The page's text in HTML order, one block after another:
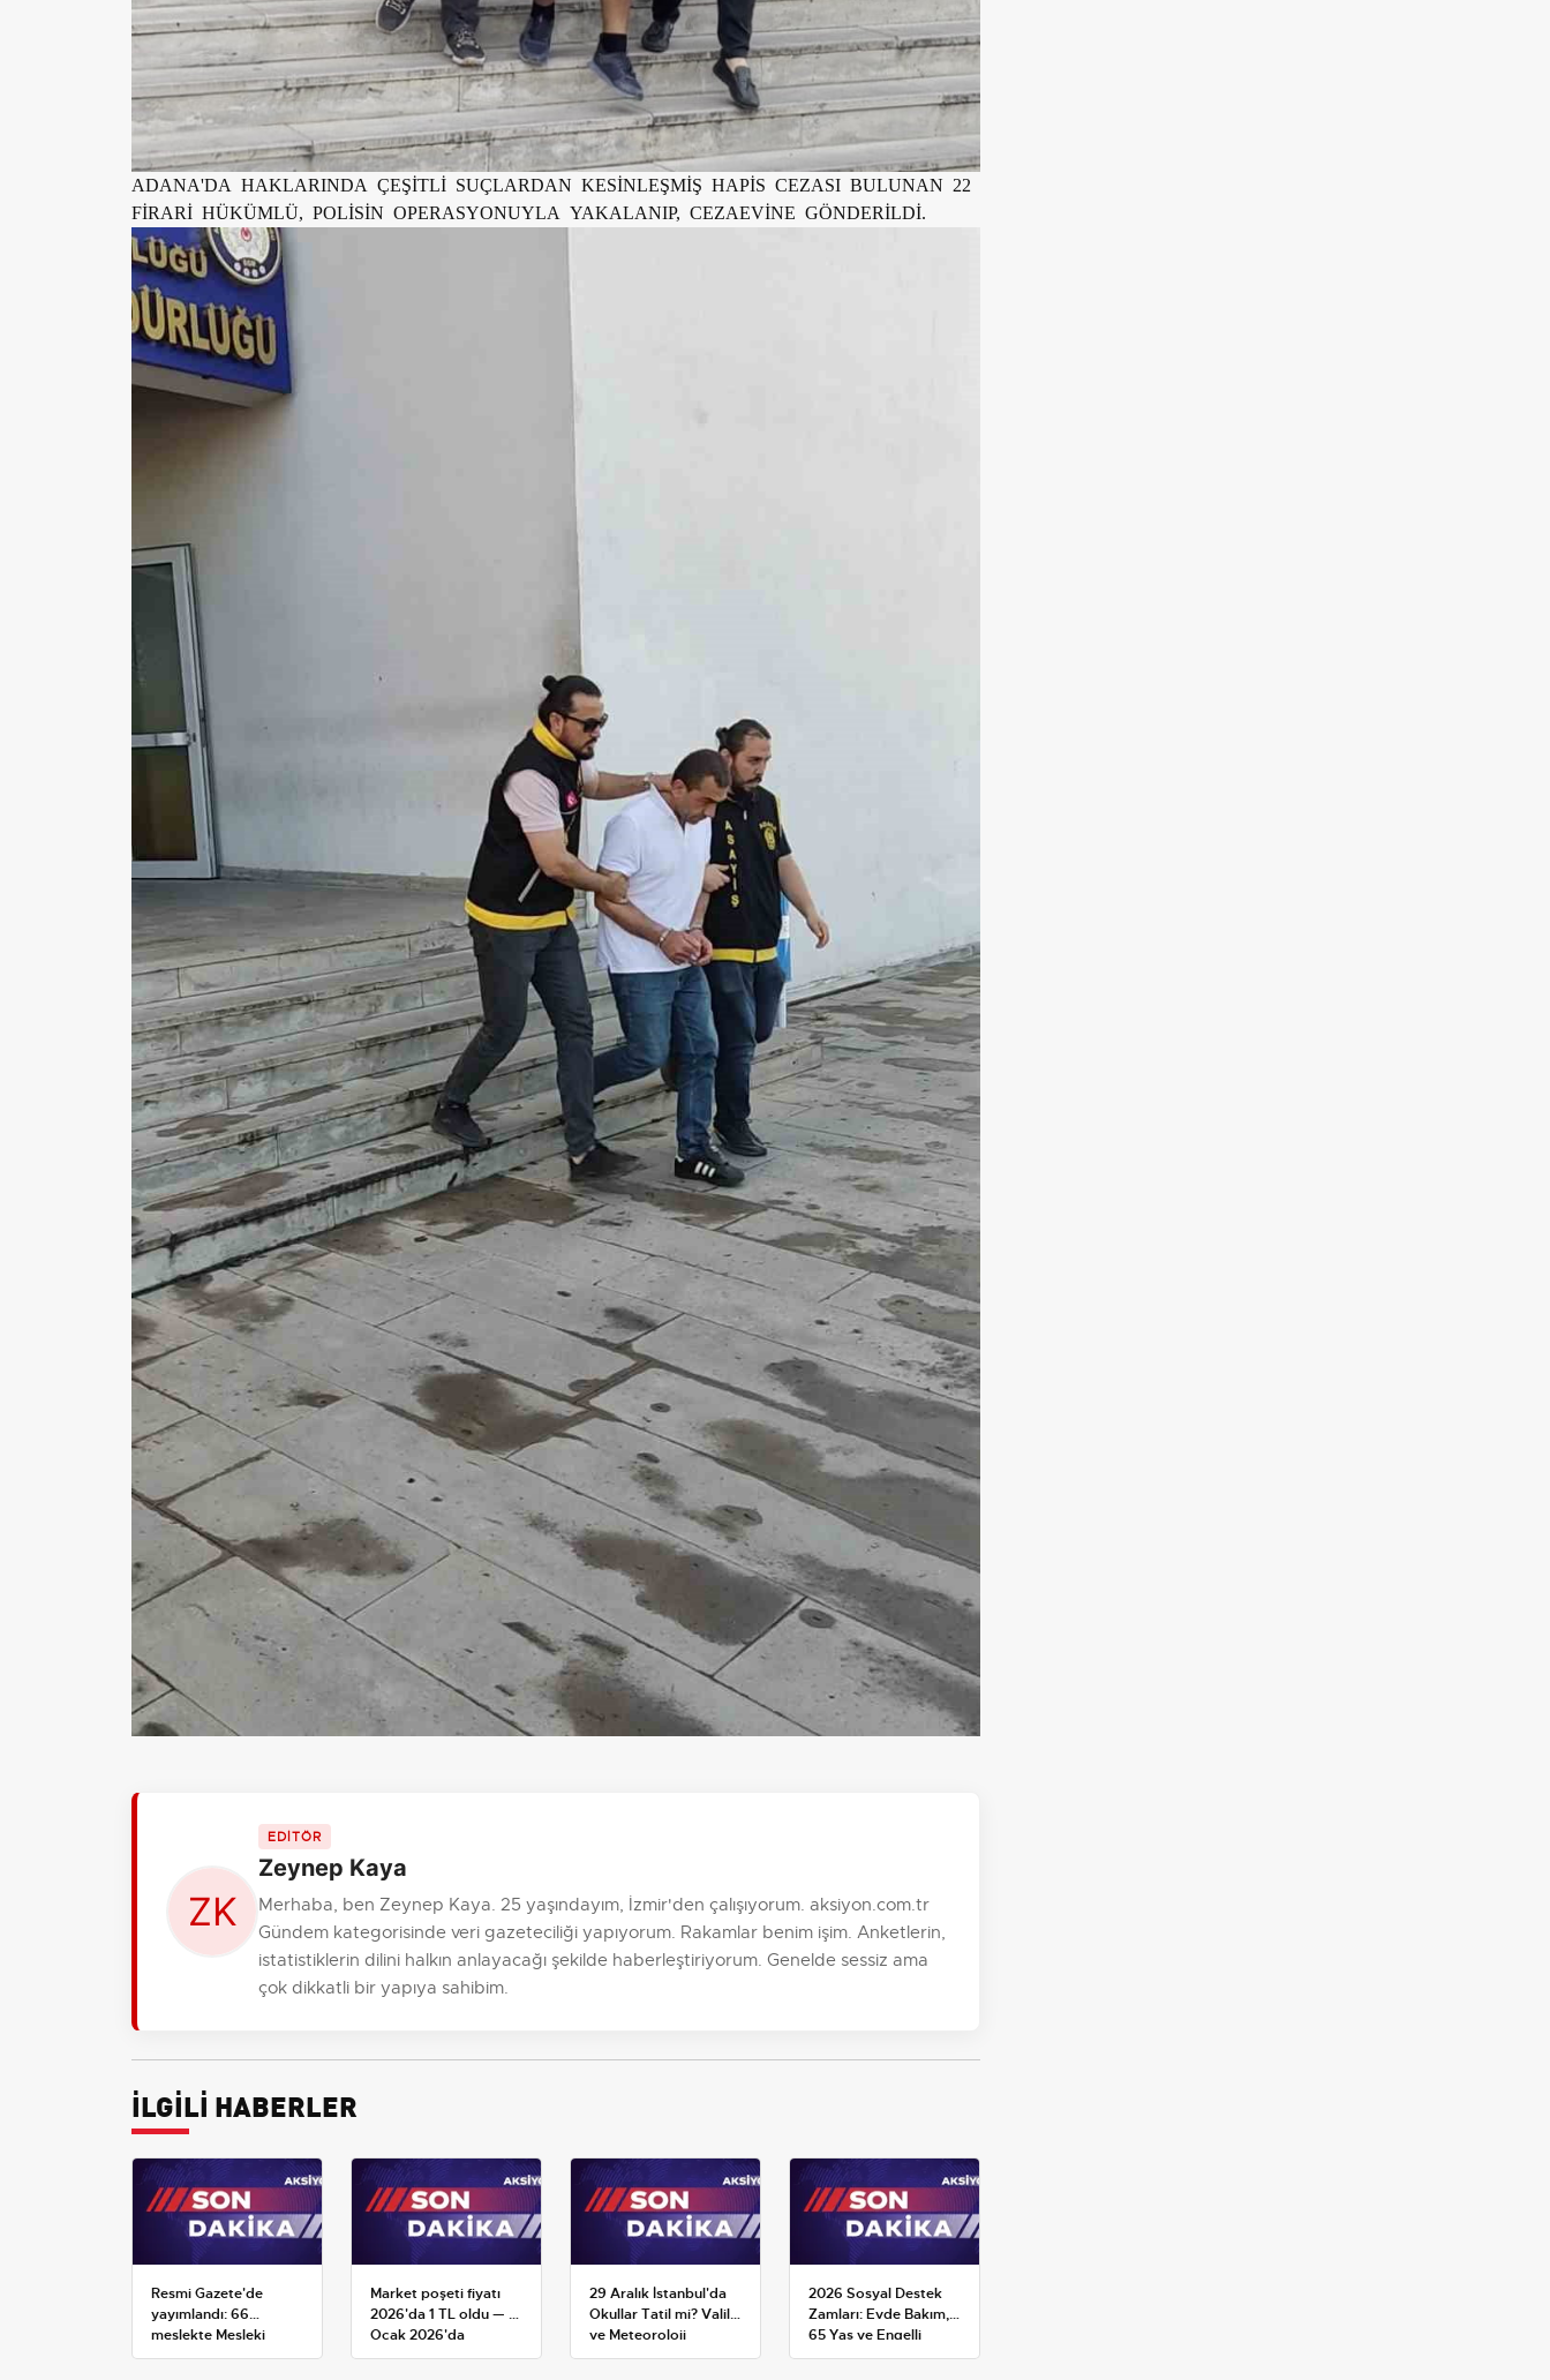
ADANA'DA HAKLARINDA ÇEŞİTLİ SUÇLARDAN KESİNLEŞMİŞ HAPİS CEZASI BULUNAN 22
FİRARİ HÜKÜMLÜ, POLİSİN OPERASYONUYLA YAKALANIP, CEZAEVİNE GÖNDERİLDİ.
EDİTÖR
Zeynep Kaya
Merhaba, ben Zeynep Kaya. 25 yaşındayım, İzmir'den çalışıyorum. aksiyon.com.tr
Gündem kategorisinde veri gazeteciliği yapıyorum. Rakamlar benim işim. Anketlerin,
istatistiklerin dilini halkın anlayacağı şekilde haberleştiriyorum. Genelde sessiz ama
çok dikkatli bir yapıya sahibim.
İLGİLİ HABERLER
Resmi Gazete'de
yayımlandı: 66
meslekte Mesleki
Yeterlilik Belgesi
Market poşeti fiyatı
2026'da 1 TL oldu — 1
Ocak 2026'da
yürürlüğe giren tarife
29 Aralık İstanbul'da
Okullar Tatil mi? Valilik
ve Meteoroloji
Açıklamaları
2026 Sosyal Destek
Zamları: Evde Bakım,
65 Yaş ve Engelli
Maaşlarında Yeni